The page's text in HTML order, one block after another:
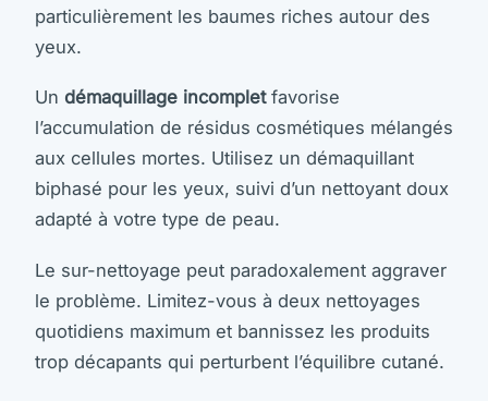
particulièrement les baumes riches autour des
yeux.
Un démaquillage incompletfavorise
l’accumulation de résidus cosmétiques mélangés
aux cellules mortes. Utilisez un démaquillant
biphasé pour les yeux, suivi d’un nettoyant doux
adapté à votre type de peau.
Le sur-nettoyage peut paradoxalement aggraver
le problème. Limitez-vous à deux nettoyages
quotidiens maximum et bannissez les produits
trop décapants qui perturbent l’équilibre cutané.